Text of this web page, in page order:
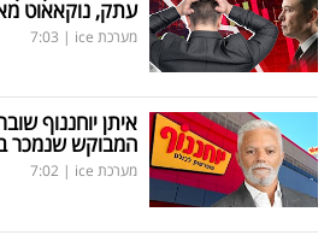
עתק, נוקאאוט
מערכת ice |
7:03
איתן יוחננוף
המבוקש שנמכר ב-199 שקל
מערכת ice |
7:02